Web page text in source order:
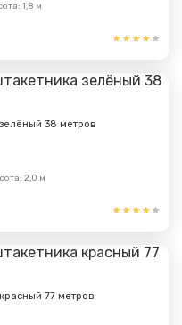
1,8 м
38 метров
2,0 м
77 метров